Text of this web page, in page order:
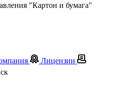
"Картон и бумага"
Лицензии